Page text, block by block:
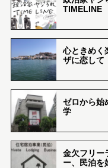
TIMELINE
心ときめく
ザに恋して
ゼロから始
学
金欠フリー
ー、民泊を